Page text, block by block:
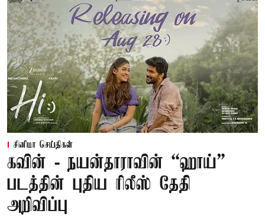
சினிமா செய்திகள்
கவின் - நயன்தாராவின் “ஹாய்”
படத்தின் புதிய ரிலீஸ் தேதி
அறிவிப்பு